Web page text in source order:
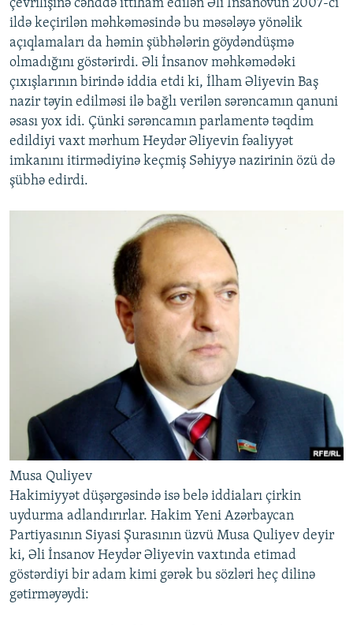
çevrilişinə cəhddə ittiham edilən Əli İnsanovun 2007-ci
ildə keçirilən məhkəməsində bu məsələyə yönəlik
açıqlamaları da həmin şübhələrin göydəndüşmə
olmadığını göstərirdi. Əli İnsanov məhkəmədəki
çıxışlarının birində iddia etdi ki, İlham Əliyevin Baş
nazir təyin edilməsi ilə bağlı verilən sərəncamın qanuni
əsası yox idi. Çünki sərəncamın parlamentə təqdim
edildiyi vaxt mərhum Heydər Əliyevin fəaliyyət
imkanını itirmədiyinə keçmiş Səhiyyə nazirinin özü də
şübhə edirdi.
Musa Quliyev
Hakimiyyət düşərgəsində isə belə iddiaları çirkin
uydurma adlandırırlar. Hakim Yeni Azərbaycan
Partiyasının Siyasi Şurasının üzvü Musa Quliyev deyir
ki, Əli İnsanov Heydər Əliyevin vaxtında etimad
göstərdiyi bir adam kimi gərək bu sözləri heç dilinə
gətirməyəydi: